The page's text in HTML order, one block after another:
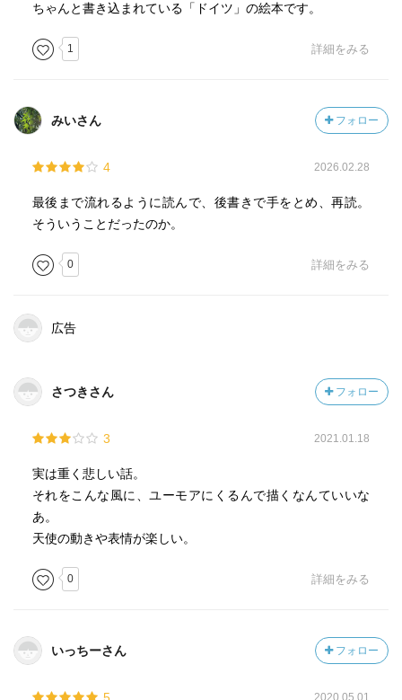
ちゃんと書き込まれている「ドイツ」の絵本です。
1 詳細をみる
みいさん フォロー
4 2026.02.28
最後まで流れるように読んで、後書きで手をとめ、再読。
そういうことだったのか。
0 詳細をみる
広告
さつきさん フォロー
3 2021.01.18
実は重く悲しい話。
それをこんな風に、ユーモアにくるんで描くなんていいな
あ。
天使の動きや表情が楽しい。
0 詳細をみる
いっちーさん フォロー
2020.05.01